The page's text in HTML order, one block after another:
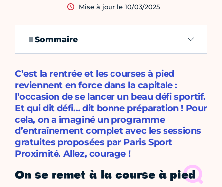
Mise à jour le 10/03/2025
Sommaire
C’est la rentrée et les courses à pied
reviennent en force dans la capitale :
l’occasion de se lancer un beau défi sportif.
Et qui dit défi… dit bonne préparation ! Pour
cela, on a imaginé un programme
d’entraînement complet avec les sessions
gratuites proposées par Paris Sport
Proximité. Allez, courage !
On se remet à la course à pied